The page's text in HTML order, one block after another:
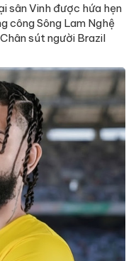
sân Vinh được hứa hẹn
công Sông Lam Nghệ
sút người Brazil